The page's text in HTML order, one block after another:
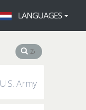
LANGUAGES
U.S. Army